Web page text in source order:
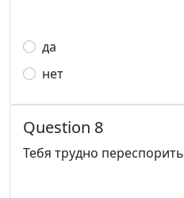
да
нет
Question 8
Тебя трудно переспорить